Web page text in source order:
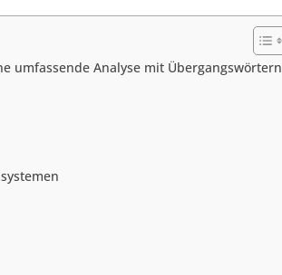
umfassende Analyse mit Übergangswörtern